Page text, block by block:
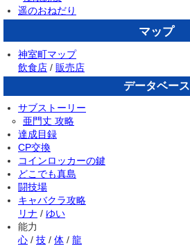
遥のおねだり
マップ
神室町マップ
飲食店 / 販売店
データベース
サブストーリー
亜門丈 攻略
達成目録
CP交換
コインロッカーの鍵
どこでも真島
闘技場
キャバクラ攻略
リナ / ゆい
能力
心 / 技 / 体 / 龍